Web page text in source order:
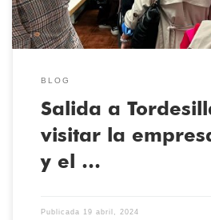
BLOG
Salida a
visitar la
y el …
Publicada 19 abril, 2024